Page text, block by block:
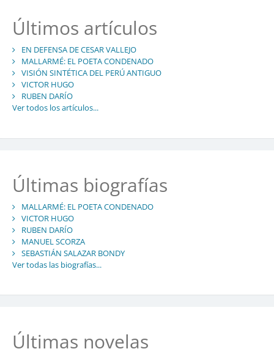
Últimos artículos
EN DEFENSA DE CESAR VALLEJO
MALLARMÉ: EL POETA CONDENADO
VISIÓN SINTÉTICA DEL PERÚ ANTIGUO
VICTOR HUGO
RUBEN DARÍO
Ver todos los artículos...
Últimas biografías
MALLARMÉ: EL POETA CONDENADO
VICTOR HUGO
RUBEN DARÍO
MANUEL SCORZA
SEBASTIÁN SALAZAR BONDY
Ver todas las biografías...
Últimas novelas